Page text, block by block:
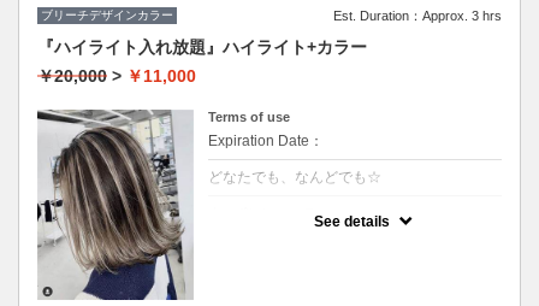
ブリーチデザインカラー Est. Duration：Approx. 3 hrs
『ハイライト入れ放題』ハイライト+カラー
￥20,000 > ￥11,000
Terms of use
Expiration Date：
どなたでも、なんどでも☆
See details